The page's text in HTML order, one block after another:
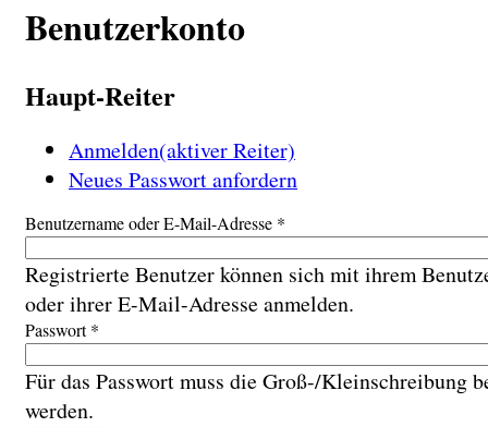
Benutzerkonto
Haupt-Reiter
Anmelden(aktiver Reiter)
Neues Passwort anfordern
Benutzername oder E-Mail-Adresse *
Registrierte Benutzer können sich mit ihrem
oder ihrer E-Mail-Adresse anmelden.
Passwort*
Für das Passwort muss die Groß-/Kleinschreibung
werden.